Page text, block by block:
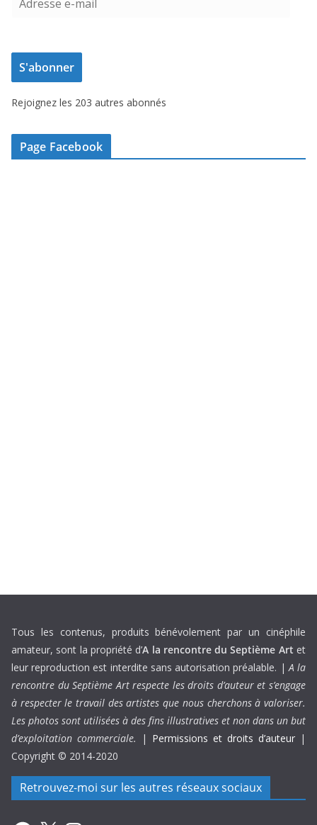
e
s
e
-
m
S'abonner
Rejoignez les 203 autres abonnés
Page Facebook
Tous les contenus, produits bénévolement par un cinéphile
amateur, sont la propriété d’A la rencontre du Septième Art et
leur reproduction est interdite sans autorisation préalable. |A la
rencontre du Septième Art respecte les droits d’auteur et s’engage
à respecter le travail des artistes que nous cherchons à valoriser.
Les photos sont utilisées à des fins illustratives et non dans un but
d’exploitation commerciale.
| Permissions et droits d’auteur |
Copyright © 2014-2020
Retrouvez-moi sur les autres réseaux sociaux